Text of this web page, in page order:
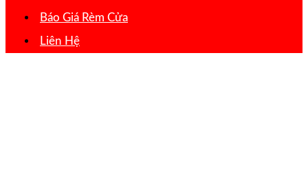
Báo Giá Rèm Cửa
Liên Hệ